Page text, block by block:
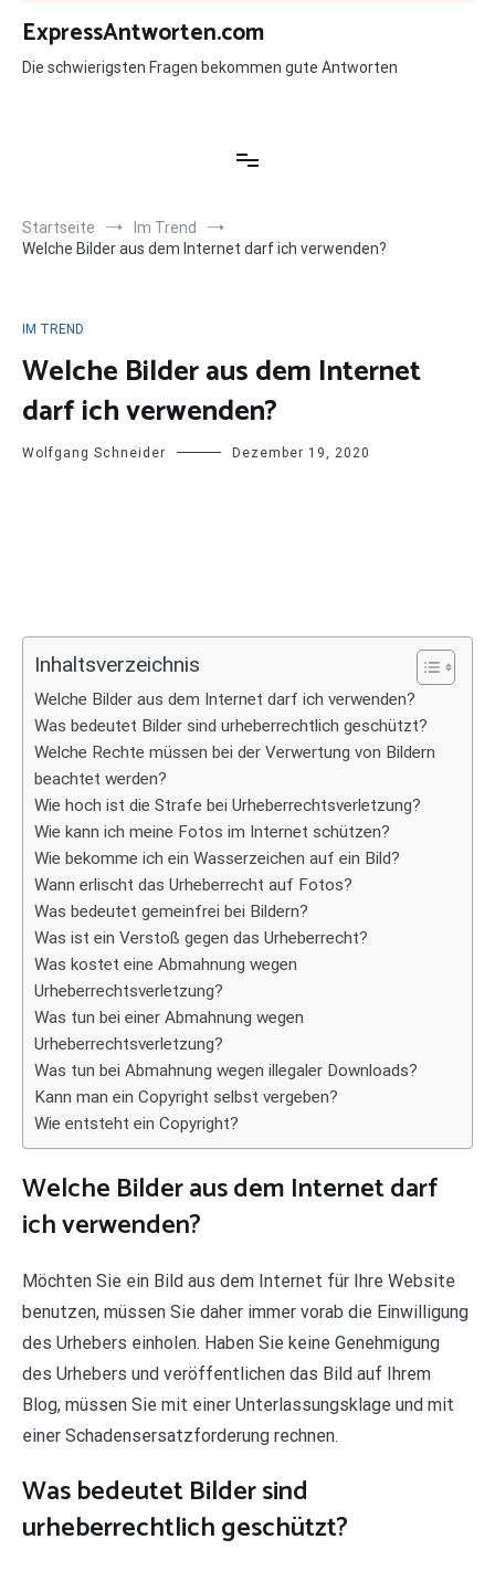
Zum
Inhalt
springen
ExpressAntworten.com
Die schwierigsten Fragen bekommen gute Antworten
Startseite
Im Trend
Welche Bilder aus dem Internet darf ich verwenden?
IM TREND
Welche Bilder aus dem Internet
darf ich verwenden?
Wolfgang Schneider Dezember 19, 2020
Inhaltsverzeichnis
Welche Bilder aus dem Internet darf ich verwenden?
Was bedeutet Bilder sind urheberrechtlich geschützt?
Welche Rechte müssen bei der Verwertung von Bildern
beachtet werden?
Wie hoch ist die Strafe bei Urheberrechtsverletzung?
Wie kann ich meine Fotos im Internet schützen?
Wie bekomme ich ein Wasserzeichen auf ein Bild?
Wann erlischt das Urheberrecht auf Fotos?
Was bedeutet gemeinfrei bei Bildern?
Was ist ein Verstoß gegen das Urheberrecht?
Was kostet eine Abmahnung wegen
Urheberrechtsverletzung?
Was tun bei einer Abmahnung wegen
Urheberrechtsverletzung?
Was tun bei Abmahnung wegen illegaler Downloads?
Kann man ein Copyright selbst vergeben?
Wie entsteht ein Copyright?
Welche Bilder aus dem Internet darf
ich verwenden?
Möchten Sie ein Bild aus dem Internet für Ihre Website
benutzen, müssen Sie daher immer vorab die Einwilligung
des Urhebers einholen. Haben Sie keine Genehmigung
des Urhebers und veröffentlichen das Bild auf Ihrem
Blog, müssen Sie mit einer Unterlassungsklage und mit
einer Schadensersatzforderung rechnen.
Was bedeutet Bilder sind
urheberrechtlich geschützt?